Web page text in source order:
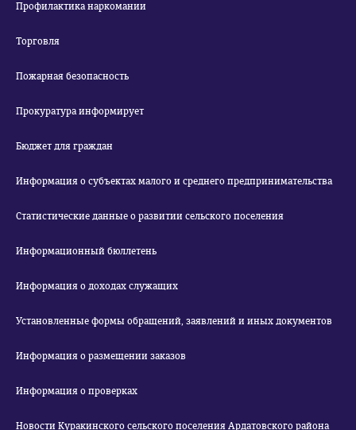
Профилактика наркомании
Торговля
Пожарная безопасность
Прокуратура информирует
Бюджет для граждан
Информация о субъектах малого и среднего предпринимательства
Статистические данные о развитии сельского поселения
Информационный бюллетень
Информация о доходах служащих
Установленные формы обращений, заявлений и иных документов
Информация о размещении заказов
Информация о проверках
Новости Куракинского сельского поселения Ардатовского района